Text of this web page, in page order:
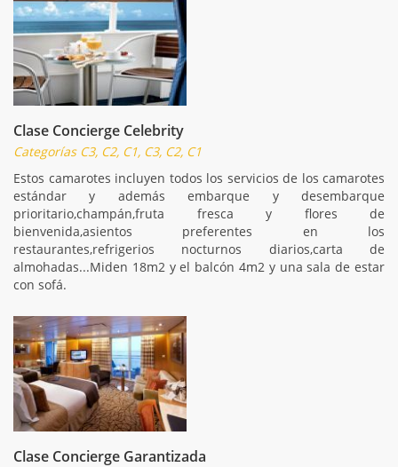
Clase Concierge Celebrity
Categorías C3, C2, C1, C3, C2, C1
Estos camarotes incluyen todos los servicios de los camarotes
estándar y además embarque y desembarque
prioritario,champán,fruta fresca y flores de
bienvenida,asientos preferentes en los
restaurantes,refrigerios nocturnos diarios,carta de
almohadas...Miden 18m2 y el balcón 4m2 y una sala de estar
con sofá.
Clase Concierge Garantizada